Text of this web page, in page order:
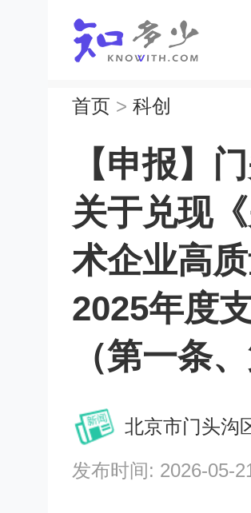
首页 > 科创
【申报】
关于兑现
术企业高
2025年度
（第一条
北京市门头沟
发布时间: 2026-05-